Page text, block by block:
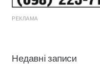
РЕКЛАМА
Недавні записи